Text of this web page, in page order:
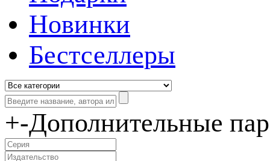
Новинки
Бестселлеры
+-Дополнительные